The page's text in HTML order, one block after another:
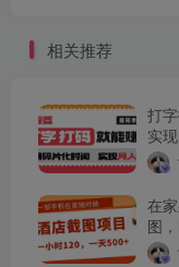
相关推荐
打
实
在
图